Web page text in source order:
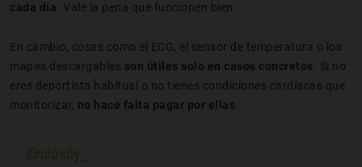
cada día. Vale la pena que funcionen bien.
En cambio, cosas como el ECG, el sensor de temperatura o los
mapas descargables son útiles solo en casos concretos. Si no
eres deportista habitual o no tienes condiciones cardíacas que
monitorizar, no hace falta pagar por ellas.
@clostly_